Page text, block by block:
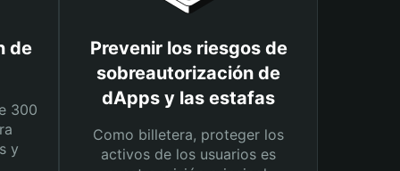
de
300
y
Prevenir los riesgos de
sobreautorización de
dApps y las estafas
Como billetera, proteger los
activos de los usuarios es